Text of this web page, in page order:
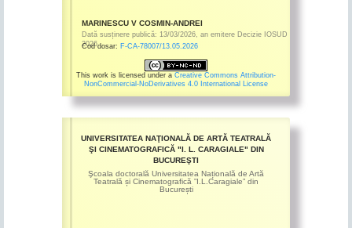
MARINESCU V COSMIN-ANDREI
Dată susținere publică: 13/03/2026, an emitere Decizie IOSUD
2026
Cod dosar: F-CA-78007/13.05.2026
This work is licensed under a Creative Commons Attribution-
NonCommercial-NoDerivatives 4.0 International License
UNIVERSITATEA NAŢIONALĂ DE ARTĂ TEATRALĂ
ŞI CINEMATOGRAFICĂ "I. L. CARAGIALE" DIN
BUCUREŞTI
Şcoala doctorală Universitatea Națională de Artă
Teatrală și Cinematografică ”I.L.Caragiale” din
București